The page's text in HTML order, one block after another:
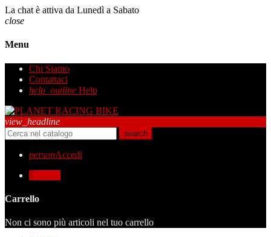
La chat è attiva da Lunedì a Sabato
close
Menu
Chi Siamo
Contattaci
help_outline Help
view_headline
search
personAccedi
0
Carrello
Non ci sono più articoli nel tuo carrello